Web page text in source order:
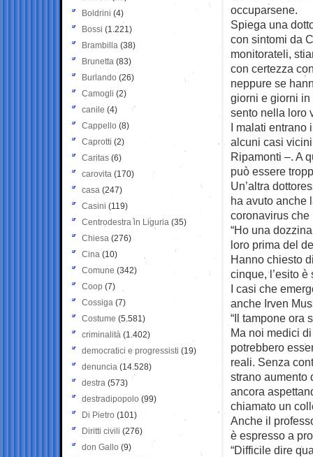
occuparsene.
Spiega una
con sintomi da
monitorateli,
con certezza
neppure se
giorni e giorni in
sento nella loro
I malati entrano
alcuni casi
Ripamonti –. A
può essere
Un’altra
ha avuto anche
coronavirus
“Ho una
loro prima del
Hanno chiesto
cinque, l’esito è
I casi che
anche Irven
“Il tampone ora
Ma noi medici
potrebbero
reali. Senza
strano aumento
ancora
chiamato un
Anche il
è espresso a
“Difficile dire
Boldrini (4)
Bossi (1.221)
Brambilla (38)
Brunetta (83)
Burlando (26)
Camogli (2)
canile (4)
Cappello (8)
Caprotti (2)
Caritas (6)
carovita (170)
casa (247)
Casini (119)
Centrodestra in Liguria (35)
Chiesa (276)
Cina (10)
Comune (342)
Coop (7)
Cossiga (7)
Costume (5.581)
criminalità (1.402)
democratici e progressisti (19)
denuncia (14.528)
destra (573)
destradipopolo (99)
Di Pietro (101)
Diritti civili (276)
don Gallo (9)